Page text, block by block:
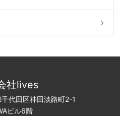
社lives
代田区神田淡路町2-1
ビル6階